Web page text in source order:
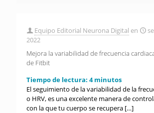
Equipo Editorial Neurona Digital en
2022
Mejora la variabilidad de frecuencia
de Fitbit
Tiempo de lectura: 4 minutos
El seguimiento de la variabilidad de la
o HRV, es una excelente manera de
con la que tu cuerpo se recupera […]